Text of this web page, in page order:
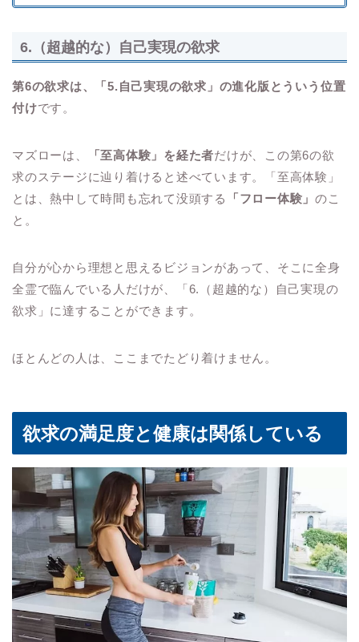
6.（超越的な）自己実現の欲求
第6の欲求は、「5.自己実現の欲求」の進化版とういう位置
付けです。
マズローは、 「至高体験」を経た者だけが、この第6の欲
求のステージに辿り着けると述べています。「至高体験」
とは、熱中して時間も忘れて没頭する
「フロー体験」のこ
と。
自分が心から理想と思えるビジョンがあって、そこに全身
全霊で臨んでいる人だけが、「6.（超越的な）自己実現の
欲求」に達することができます。
ほとんどの人は、ここまでたどり着けません。
欲求の満足度と健康は関係している